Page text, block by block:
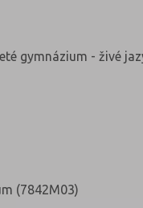
gymnázium - živé
(7842M03)